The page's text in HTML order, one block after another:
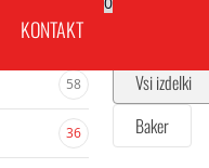
KONTAKT
58
36
Vsi izdelki
Baker